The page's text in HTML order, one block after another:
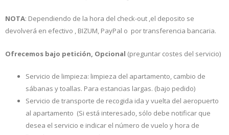
NOTA: Dependiendo de la hora del check-out ,el deposito se
devolverá en efectivo , BIZUM, PayPal o por transferencia bancaria.
Ofrecemos bajo petición, Opcional (preguntar costes del servicio)
Servicio de limpieza: limpieza del apartamento, cambio de
sábanas y toallas. Para estancias largas. (bajo pedido)
Servicio de transporte de recogida ida y vuelta del aeropuerto
al apartamento (Si está interesado, sólo debe notificar que
desea el servicio e indicar el número de vuelo y hora de